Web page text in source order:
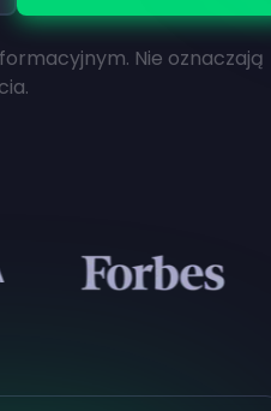
Nie oznaczają